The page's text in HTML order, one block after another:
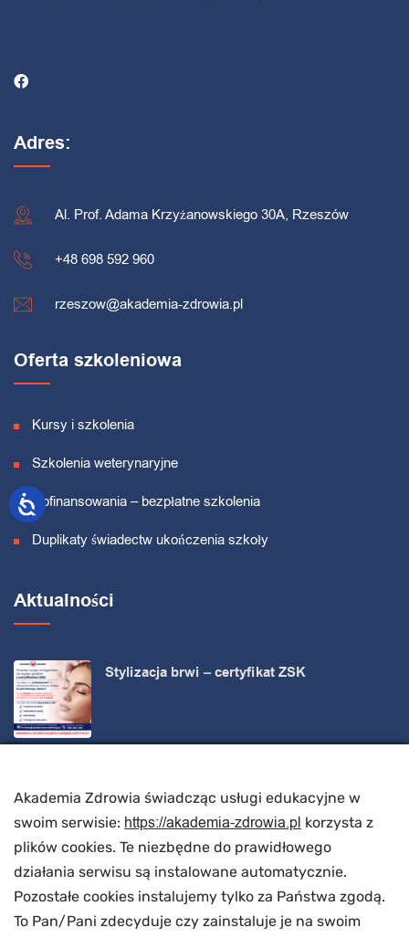
Adres:
Al. Prof. Adama Krzyżanowskiego 30A, Rzeszów
+48 698 592 960
rzeszow@akademia-zdrowia.pl
Oferta szkoleniowa
Kursy i szkolenia
Szkolenia weterynaryjne
Dofinansowania – bezpłatne szkolenia
Duplikaty świadectw ukończenia szkoły
Aktualności
Stylizacja brwi – certyfikat ZSK
Europejskiej!
Kalendarz KURSÓW masaż KOBIDO
Akademia Zdrowia świadcząc usługi edukacyjne w
swoim serwisie: https://akademia-zdrowia.pl korzysta z
plików cookies. Te niezbędne do prawidłowego
działania serwisu są instalowane automatycznie.
Pozostałe cookies instalujemy tylko za Państwa zgodą.
To Pan/Pani zdecyduje czy zainstaluje je na swoim